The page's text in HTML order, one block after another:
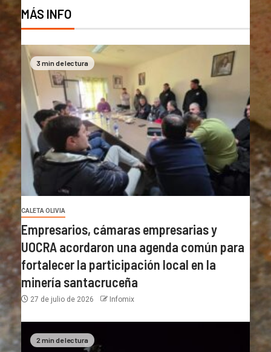
MÁS INFO
3 min de lectura
CALETA OLIVIA
Empresarios, cámaras empresarias y
UOCRA acordaron una agenda común para
fortalecer la participación local en la
minería santacruceña
27 de julio de 2026 Infomix
2 min de lectura